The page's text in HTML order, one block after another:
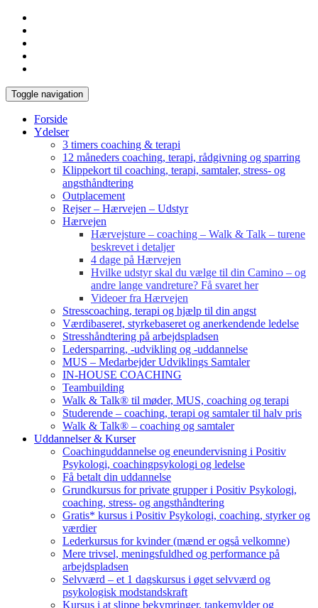
Toggle navigation
Forside
Ydelser
3 timers coaching & terapi
12 måneders coaching, terapi, rådgivning og sparring
Klippekort til coaching, terapi, samtaler, stress- og
angsthåndtering
Outplacement
Rejser – Hærvejen – Udstyr
Hærvejen
Hærvejsture – coaching – Walk & Talk – turene
beskrevet i detaljer
4 dage på Hærvejen
Hvilke udstyr skal du vælge til din Camino – og
andre lange vandreture? Få svaret her
Videoer fra Hærvejen
Stresscoaching, terapi og hjælp til din angst
Værdibaseret, styrkebaseret og anerkendende ledelse
Stresshåndtering på arbejdspladsen
Ledersparring, -udvikling og -uddannelse
MUS – Medarbejder Udviklings Samtaler
IN-HOUSE COACHING
Teambuilding
Walk & Talk® til møder, MUS, coaching og terapi
Studerende – coaching, terapi og samtaler til halv pris
Walk & Talk® – coaching og samtaler
Uddannelser & Kurser
Coachinguddannelse og eneundervisning i Positiv
Psykologi, coachingpsykologi og ledelse
Få betalt din uddannelse
Grundkursus for private grupper i Positiv Psykologi,
coaching, stress- og angsthåndtering
Gratis* kursus i Positiv Psykologi, coaching, styrker og
værdier
Lederkursus for kvinder (mænd er også velkomne)
Mere trivsel, meningsfuldhed og performance på
arbejdspladsen
Selvværd – et 1 dagskursus i øget selvværd og
psykologisk modstandskraft
Kursus i at slippe bekymringer, tankemylder og